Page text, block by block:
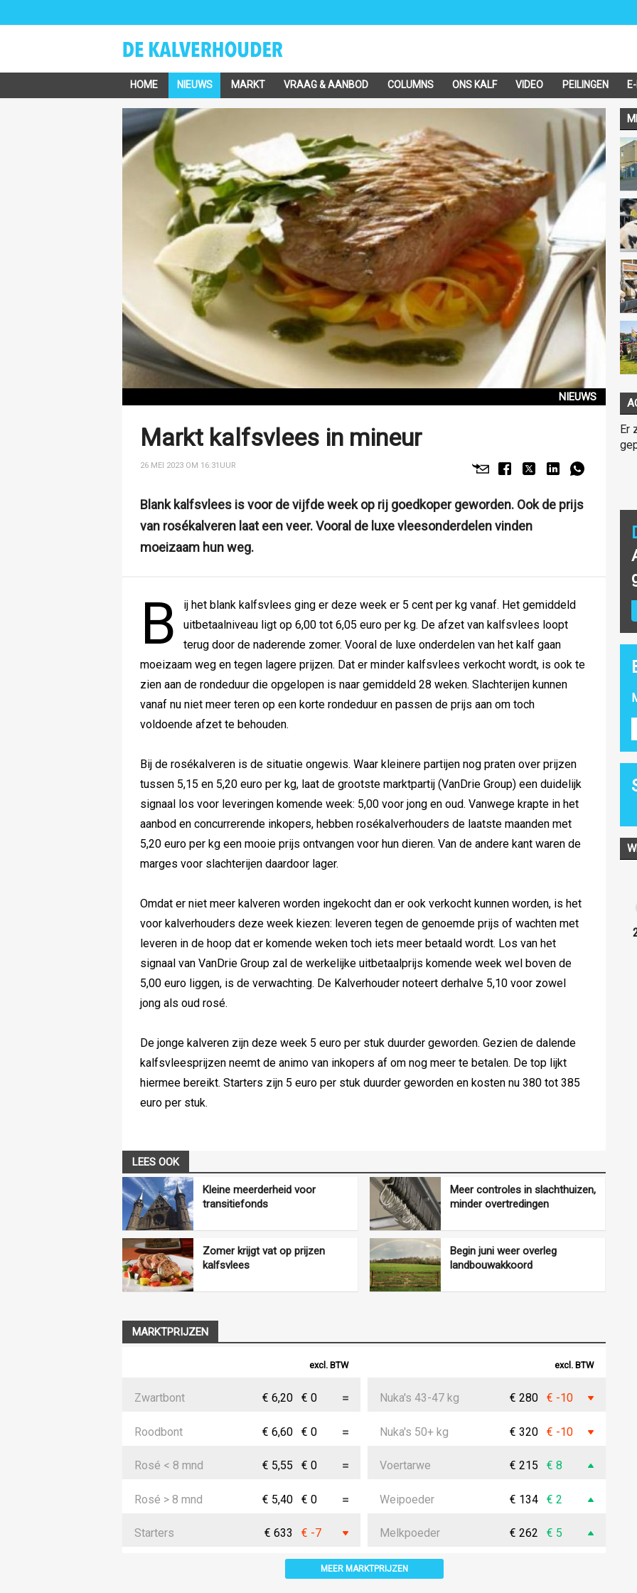
HOME NIEUWS MARKT VRAAG & AANBOD COLUMNS ONS KALF VIDEO PEILINGEN
NIEUWS
Markt kalfsvlees in mineur
26 MEI 2023 OM 16:31 UUR
Blank kalfsvlees is voor de vijfde week op rij goedkoper geworden. Ook de prijs
van rosékalveren laat een veer. Vooral de luxe vleesonderdelen vinden
moeizaam hun weg.
B
ij het blank kalfsvlees ging er deze week er 5 cent per kg vanaf. Het gemiddeld
uitbetaalniveau ligt op 6,00 tot 6,05 euro per kg. De afzet van kalfsvlees loopt
terug door de naderende zomer. Vooral de luxe onderdelen van het kalf gaan
moeizaam weg en tegen lagere prijzen. Dat er minder kalfsvlees verkocht wordt, is ook te
zien aan de rondeduur die opgelopen is naar gemiddeld 28 weken. Slachterijen kunnen
vanaf nu niet meer teren op een korte rondeduur en passen de prijs aan om toch
voldoende afzet te behouden.
Bij de rosékalveren is de situatie ongewis. Waar kleinere partijen nog praten over prijzen
tussen 5,15 en 5,20 euro per kg, laat de grootste marktpartij (VanDrie Group) een duidelijk
signaal los voor leveringen komende week: 5,00 voor jong en oud. Vanwege krapte in het
aanbod en concurrerende inkopers, hebben rosékalverhouders de laatste maanden met
5,20 euro per kg een mooie prijs ontvangen voor hun dieren. Van de andere kant waren de
marges voor slachterijen daardoor lager.
Omdat er niet meer kalveren worden ingekocht dan er ook verkocht kunnen worden, is het
voor kalverhouders deze week kiezen: leveren tegen de genoemde prijs of wachten met
leveren in de hoop dat er komende weken toch iets meer betaald wordt. Los van het
signaal van VanDrie Group zal de werkelijke uitbetaalprijs komende week wel boven de
5,00 euro liggen, is de verwachting. De Kalverhouder noteert derhalve 5,10 voor zowel
jong als oud rosé.
De jonge kalveren zijn deze week 5 euro per stuk duurder geworden. Gezien de dalende
kalfsvleesprijzen neemt de animo van inkopers af om nog meer te betalen. De top lijkt
hiermee bereikt. Starters zijn 5 euro per stuk duurder geworden en kosten nu 380 tot 385
euro per stuk.
LEES OOK
Kleine meerderheid voor
transitiefonds
Meer controles in slachthuizen,
minder overtredingen
Zomer krijgt vat op prijzen
kalfsvlees
Begin juni weer overleg
landbouwakkoord
MARKTPRIJZEN
excl. BTW
Zwartbont € 6,20 € 0
Roodbont € 6,60 € 0
Rosé < 8 mnd € 5,55 € 0
Rosé > 8 mnd € 5,40 € 0
Starters € 633 € -7
excl. BTW
Nuka's 43-47 kg € 280 € -10
Nuka's 50+ kg € 320 € -10
Voertarwe € 215 € 8
Weipoeder € 134 € 2
Melkpoeder € 262 € 5
MEER MARKTPRIJZEN
Er